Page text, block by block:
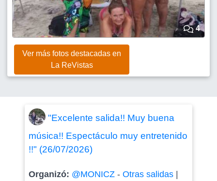
4
Ver más fotos destacadas en
La ReVistas
"Excelente salida!! Muy buena
música!! Espectáculo muy entretenido
!!" (26/07/2026)
Organizó: @MONICZ- Otras salidas|